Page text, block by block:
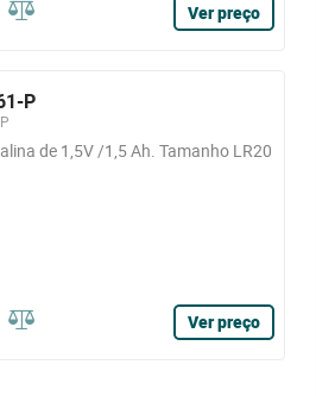
Ver preço
P
de 1,5V /1,5 Ah. Tamanho LR20
Ver preço